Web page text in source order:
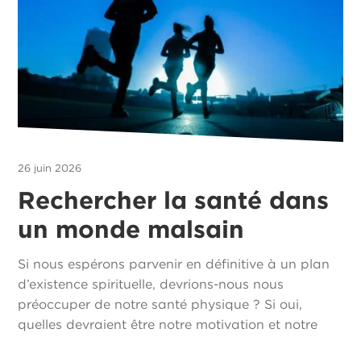
26 juin 2026
Rechercher la santé dans
un monde malsain
Si nous espérons parvenir en définitive à un plan
d’existence spirituelle, devrions-nous nous
préoccuper de notre santé physique ? Si oui,
quelles devraient être notre motivation et notre